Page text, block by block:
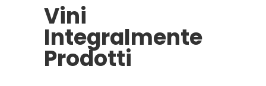
Vini
Integralmente
Prodotti